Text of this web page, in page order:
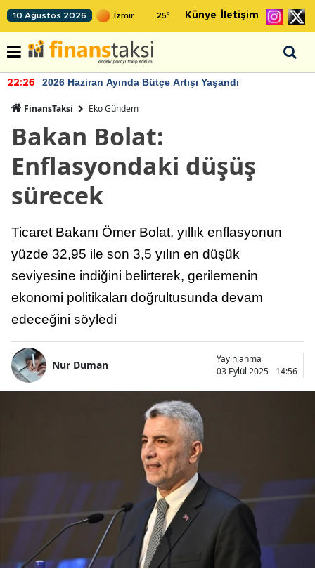
10 Ağustos 2026 25° Künye İletişim
22:26 2026 Haziran Ayında Bütçe Artışı Yaşandı
FinansTaksi Eko Gündem
Bakan Bolat:
Enflasyondaki düşüş
sürecek
Ticaret Bakanı Ömer Bolat, yıllık enflasyonun
yüzde 32,95 ile son 3,5 yılın en düşük
seviyesine indiğini belirterek, gerilemenin
ekonomi politikaları doğrultusunda devam
edeceğini söyledi
Nur Duman
Yayınlanma
03 Eylül 2025 - 14:56